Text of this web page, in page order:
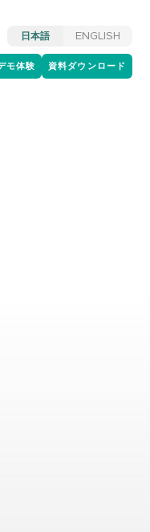
日本語 ENGLISH
モ体験 資料ダウンロード